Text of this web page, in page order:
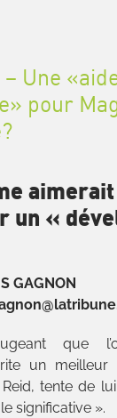
Une
pour
aimerait
un «
GAGNON
que
un meilleur
Reid, tente de
significative ».